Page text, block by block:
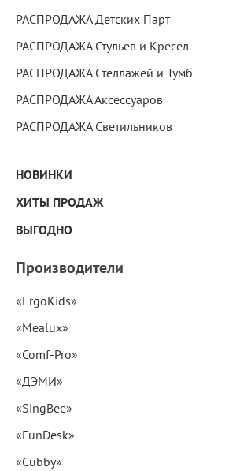
РАСПРОДАЖА Детских Парт
РАСПРОДАЖА Стульев и Кресел
РАСПРОДАЖА Стеллажей и Тумб
РАСПРОДАЖА Аксессуаров
РАСПРОДАЖА Светильников
НОВИНКИ
ХИТЫ ПРОДАЖ
ВЫГОДНО
Производители
«ErgoKids»
«Mealux»
«Comf-Pro»
«ДЭМИ»
«SingBee»
«FunDesk»
«Cubby»